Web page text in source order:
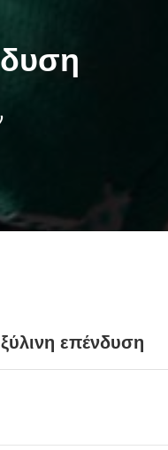
επένδυση